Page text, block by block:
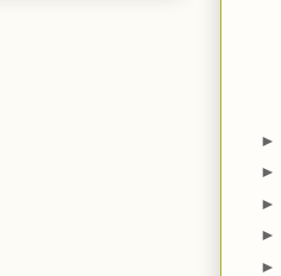
►
►
►
►
►